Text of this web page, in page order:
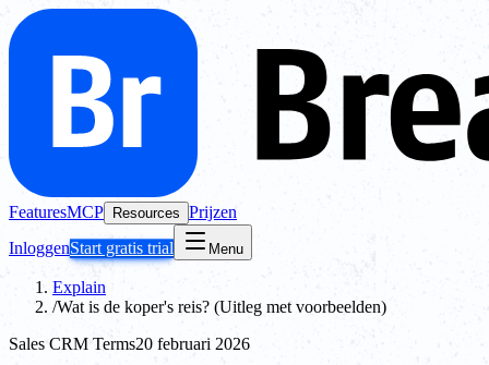
FeaturesMCP Resources Prijzen
InloggenStart gratis trial Menu
Explain
/Wat is de koper's reis? (Uitleg met voorbeelden)
Sales CRM Terms20 februari 2026